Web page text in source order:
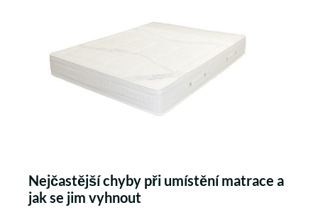
Nejčastější chyby při umístění matrace a
jak se jim vyhnout